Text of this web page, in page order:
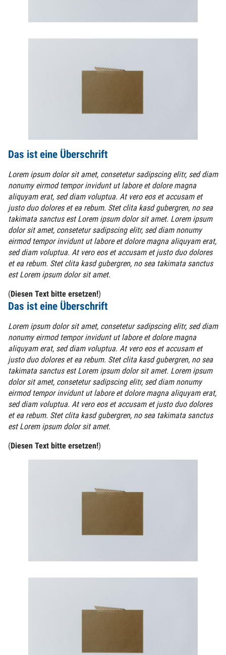
Das ist eine Überschrift
Lorem ipsum dolor sit amet, consetetur sadipscing elitr, sed diam
nonumy eirmod tempor invidunt ut labore et dolore magna
aliquyam erat, sed diam voluptua. At vero eos et accusam et
justo duo dolores et ea rebum. Stet clita kasd gubergren, no sea
takimata sanctus est Lorem ipsum dolor sit amet. Lorem ipsum
dolor sit amet, consetetur sadipscing elitr, sed diam nonumy
eirmod tempor invidunt ut labore et dolore magna aliquyam erat,
sed diam voluptua. At vero eos et accusam et justo duo dolores
et ea rebum. Stet clita kasd gubergren, no sea takimata sanctus
est Lorem ipsum dolor sit amet.
(Diesen Text bitte ersetzen!)
Das ist eine Überschrift
Lorem ipsum dolor sit amet, consetetur sadipscing elitr, sed diam
nonumy eirmod tempor invidunt ut labore et dolore magna
aliquyam erat, sed diam voluptua. At vero eos et accusam et
justo duo dolores et ea rebum. Stet clita kasd gubergren, no sea
takimata sanctus est Lorem ipsum dolor sit amet. Lorem ipsum
dolor sit amet, consetetur sadipscing elitr, sed diam nonumy
eirmod tempor invidunt ut labore et dolore magna aliquyam erat,
sed diam voluptua. At vero eos et accusam et justo duo dolores
et ea rebum. Stet clita kasd gubergren, no sea takimata sanctus
est Lorem ipsum dolor sit amet.
(Diesen Text bitte ersetzen!)